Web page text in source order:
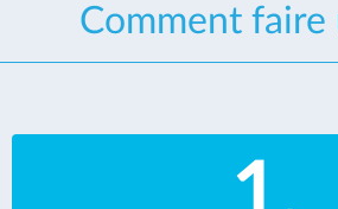
Comment faire